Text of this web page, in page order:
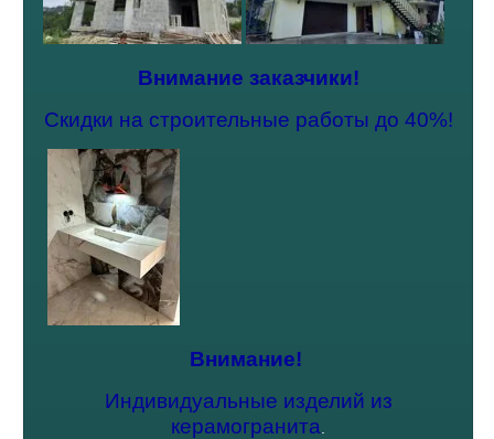
Внимание заказчики!
Скидки на строительные работы до 40%!
Внимание!
Индивидуальные изделий из
керамогранита